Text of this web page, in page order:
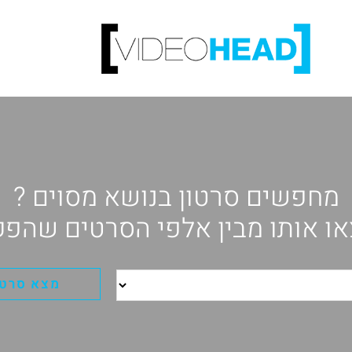
מחפשים סרטון בנושא מסוים ?
אותו מבין אלפי הסרטים